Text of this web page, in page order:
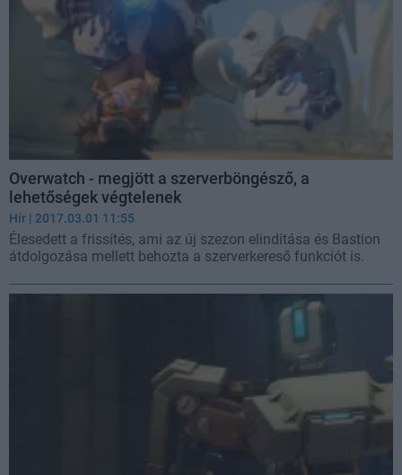
Overwatch - megjött a szerverböngésző, a
lehetőségek végtelenek
Hír | 2017.03.01 11:55
Élesedett a frissítés, ami az új szezon elindítása és Bastion
átdolgozása mellett behozta a szerverkereső funkciót is.